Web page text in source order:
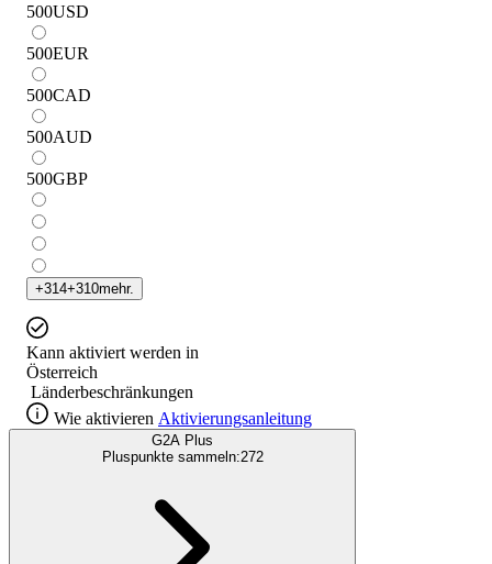
500USD
500EUR
500CAD
500AUD
500GBP
+314+310mehr.
Kann aktiviert werden in
Österreich
Länderbeschränkungen
Wie aktivieren Aktivierungsanleitung
G2A Plus
Pluspunkte sammeln:272